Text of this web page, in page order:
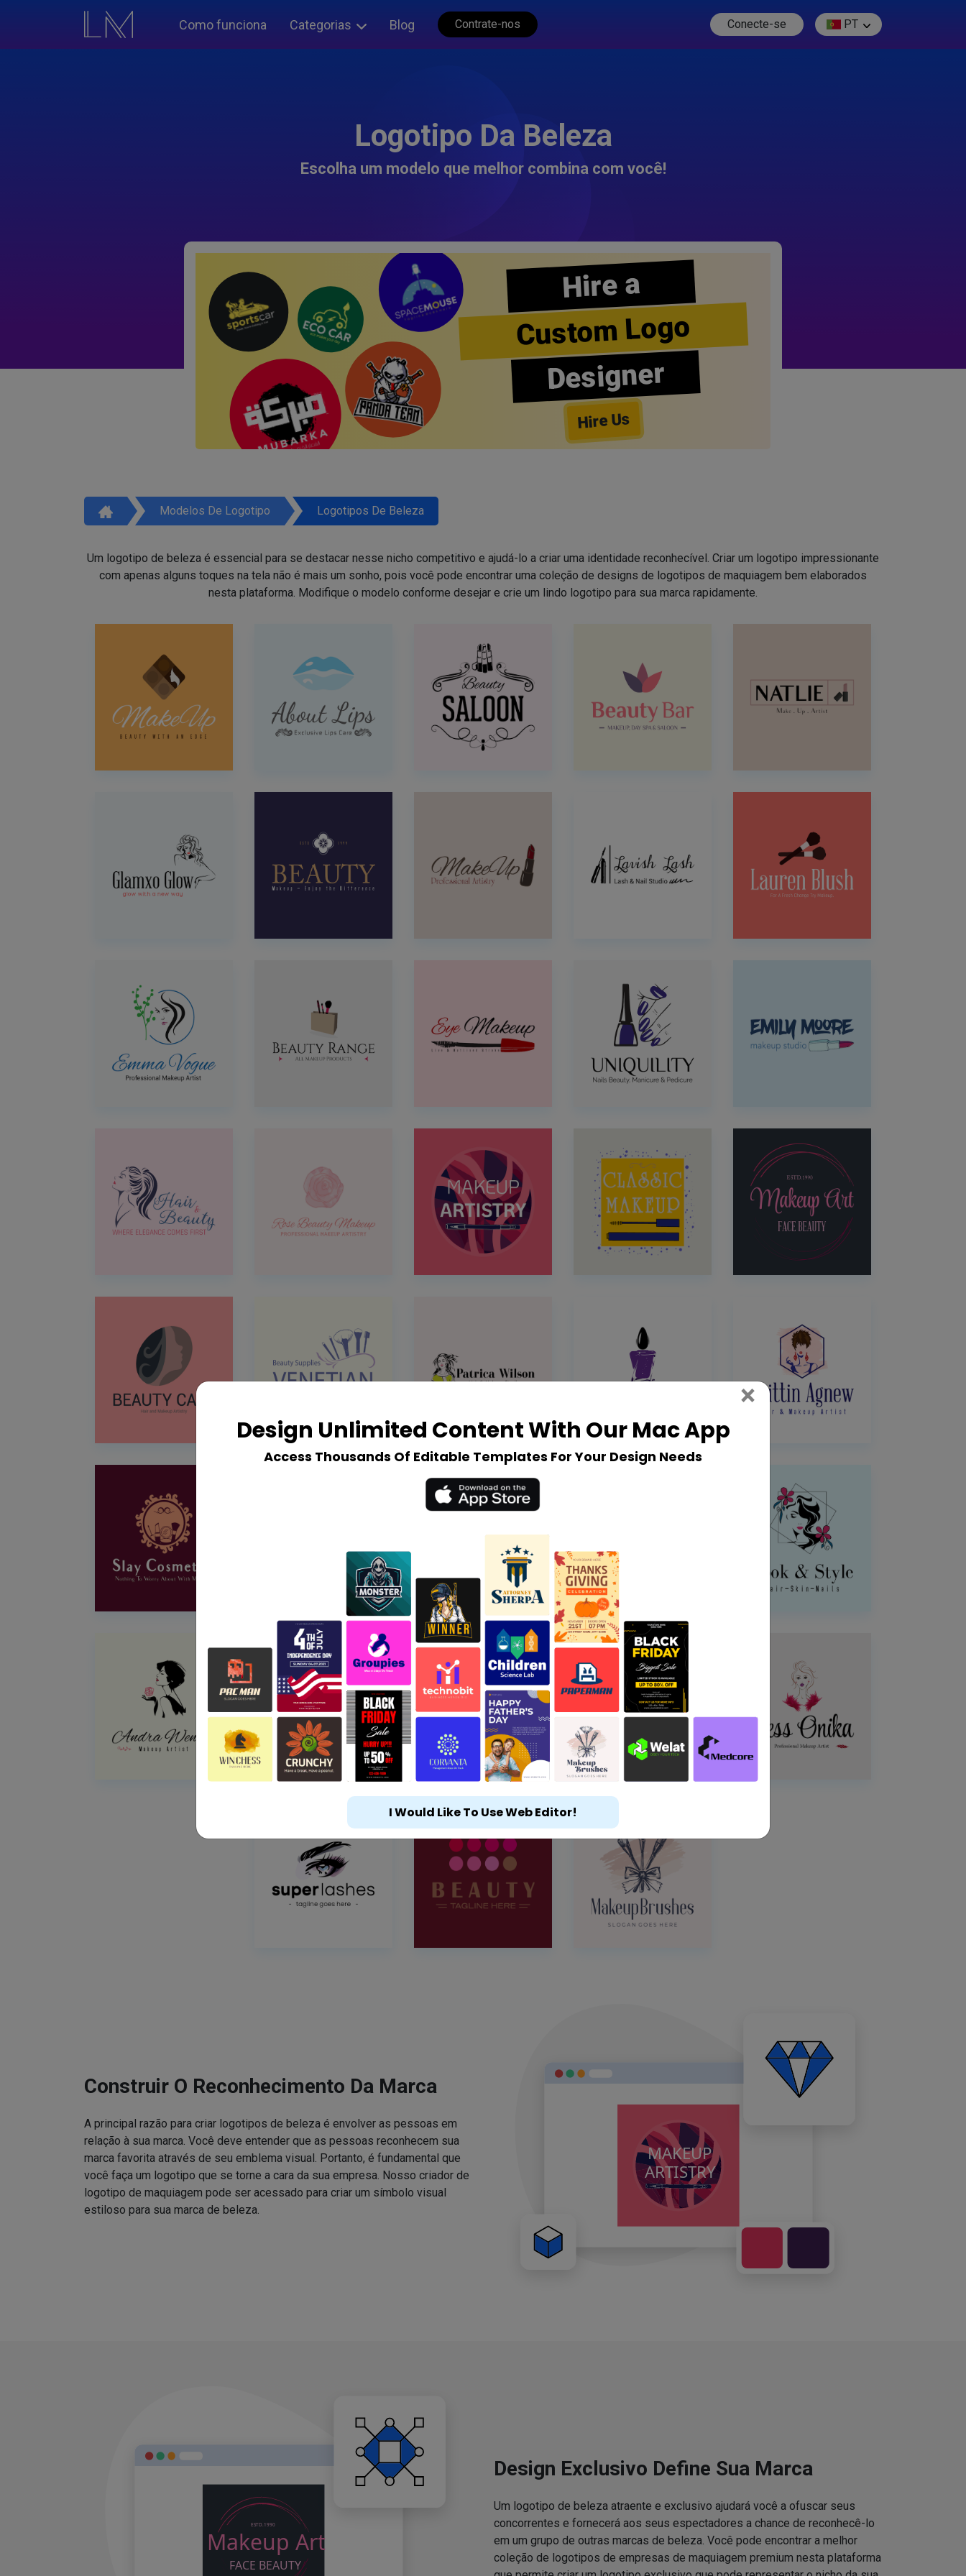
Como funciona Categorias Blog Contrate-nos Conecte-se PT
Logotipo Da Beleza
Escolha um modelo que melhor combina com você!
Hire a
Custom Logo
Designer
Hire Us
Modelos De Logotipo Logotipos De Beleza
Um logotipo de beleza é essencial para se destacar nesse nicho competitivo e ajudá-lo a criar uma identidade reconhecível. Criar um logotipo impressionante
com apenas alguns toques na tela não é mais um sonho, pois você pode encontrar uma coleção de designs de logotipos de maquiagem bem elaborados
nesta plataforma. Modifique o modelo conforme desejar e crie um lindo logotipo para sua marca rapidamente.
Construir O Reconhecimento Da Marca
A principal razão para criar logotipos de beleza é envolver as pessoas em
relação à sua marca. Você deve entender que as pessoas reconhecem sua
marca favorita através de seu emblema visual. Portanto, é fundamental que
você faça um logotipo que se torne a cara da sua empresa. Nosso criador de
logotipo de maquiagem pode ser acessado para criar um símbolo visual
estiloso para sua marca de beleza.
Design Exclusivo Define Sua Marca
Um logotipo de beleza atraente e exclusivo ajudará você a ofuscar seus
concorrentes e fornecerá aos seus espectadores a chance de reconhecê-lo
em um grupo de outras marcas de beleza. Você pode encontrar a melhor
coleção de logotipos de empresas de maquiagem premium nesta plataforma
Design Unlimited Content With Our Mac App
Access Thousands Of Editable Templates For Your Design Needs
× Close
I Would Like To Use Web Editor!